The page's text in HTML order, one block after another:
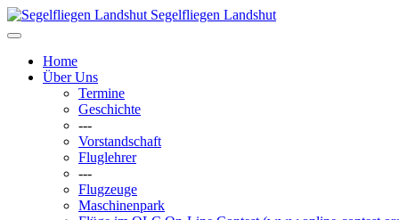
Segelfliegen Landshut
Home
Über Uns
Termine
Geschichte
---
Vorstandschaft
Fluglehrer
---
Flugzeuge
Maschinenpark